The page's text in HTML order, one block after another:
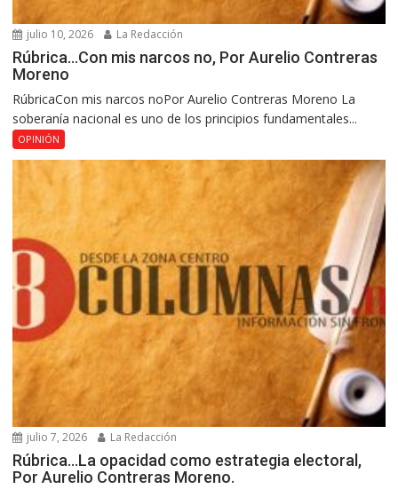
julio 10, 2026 La Redacción
Rúbrica…Con mis narcos no, Por Aurelio Contreras
Moreno
RúbricaCon mis narcos noPor Aurelio Contreras Moreno La
soberanía nacional es uno de los principios fundamentales...
OPINIÓN
julio 7, 2026 La Redacción
Rúbrica…La opacidad como estrategia electoral,
Por Aurelio Contreras Moreno.